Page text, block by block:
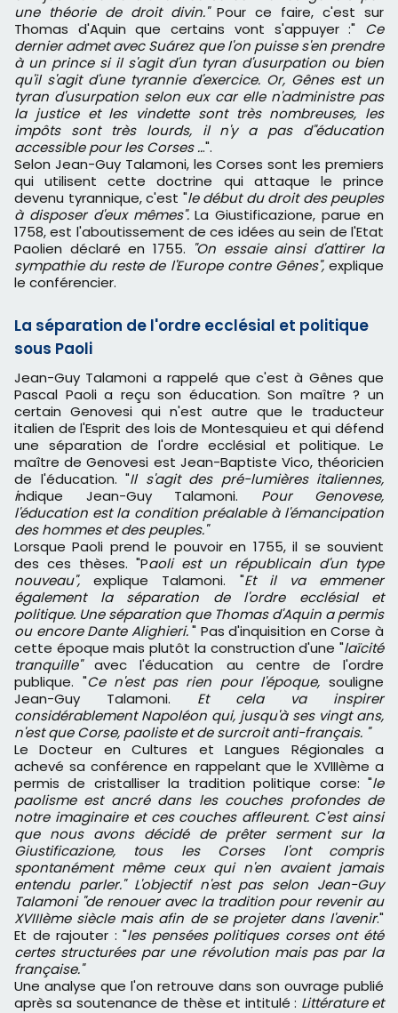
une théorie de droit divin."Pour ce faire, c'est sur
Thomas d'Aquin que certains vont s'appuyer :" Ce
dernier admet avec Suárez que l'on puisse s'en prendre
à un prince si il s'agit d'un tyran d'usurpation ou bien
qu'il s'agit d'une tyrannie d'exercice. Or, Gênes est un
tyran d'usurpation selon eux car elle n'administre pas
la justice et les vindette sont très nombreuses, les
impôts sont très lourds, il n'y a pas d"éducation
accessible pour les Corses ...".
Selon Jean-Guy Talamoni, les Corses sont les premiers
qui utilisent cette doctrine qui attaque le prince
devenu tyrannique, c'est "le début du droit des peuples
à disposer d'eux mêmes".La Giustificazione, parue en
1758, est l'aboutissement de ces idées au sein de l'Etat
Paolien déclaré en 1755. "On essaie ainsi d'attirer la
sympathie du reste de l'Europe contre Gênes",explique
le conférencier.
La séparation de l'ordre ecclésial et politique
sous Paoli
Jean-Guy Talamoni a rappelé que c'est à Gênes que
Pascal Paoli a reçu son éducation. Son maître ? un
certain Genovesi qui n'est autre que le traducteur
italien de l'Esprit des lois de Montesquieu et qui défend
une séparation de l'ordre ecclésial et politique. Le
maître de Genovesi est Jean-Baptiste Vico, théoricien
de l'éducation. "Il s'agit des pré-lumières italiennes,
indique Jean-Guy Talamoni. Pour Genovese,
l'éducation est la condition préalable à l'émancipation
des hommes et des peuples."
Lorsque Paoli prend le pouvoir en 1755, il se souvient
des ces thèses. "Paoli est un républicain d'un type
nouveau", explique Talamoni. "Et il va emmener
également la séparation de l'ordre ecclésial et
politique. Une séparation que Thomas d'Aquin a permis
ou encore Dante Alighieri." Pas d'inquisition en Corse à
cette époque mais plutôt la construction d'une "laïcité
tranquille"avec l'éducation au centre de l'ordre
publique. "Ce n'est pas rien pour l'époque,souligne
Jean-Guy Talamoni. Et cela va inspirer
considérablement Napoléon qui, jusqu'à ses vingt ans,
n'est que Corse, paoliste et de surcroit anti-français. "
Le Docteur en Cultures et Langues Régionales a
achevé sa conférence en rappelant que le XVIIIème a
permis de cristalliser la tradition politique corse: "le
paolisme est ancré dans les couches profondes de
notre imaginaire et ces couches affleurent. C'est ainsi
que nous avons décidé de prêter serment sur la
Giustificazione, tous les Corses l'ont compris
spontanément même ceux qui n'en avaient jamais
entendu parler." L'objectif n'est pas selon Jean-Guy
Talamoni "de renouer avec la tradition pour revenir au
XVIIIème siècle mais afin de se projeter dans l'avenir."
Et de rajouter : "les pensées politiques corses ont été
certes structurées par une révolution mais pas par la
française."
Une analyse que l'on retrouve dans son ouvrage publié
après sa soutenance de thèse et intitulé : Littérature et